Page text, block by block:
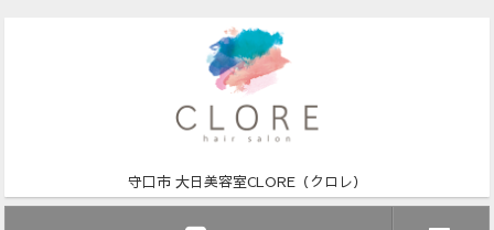
守口市 大日美容室CLORE（クロレ）